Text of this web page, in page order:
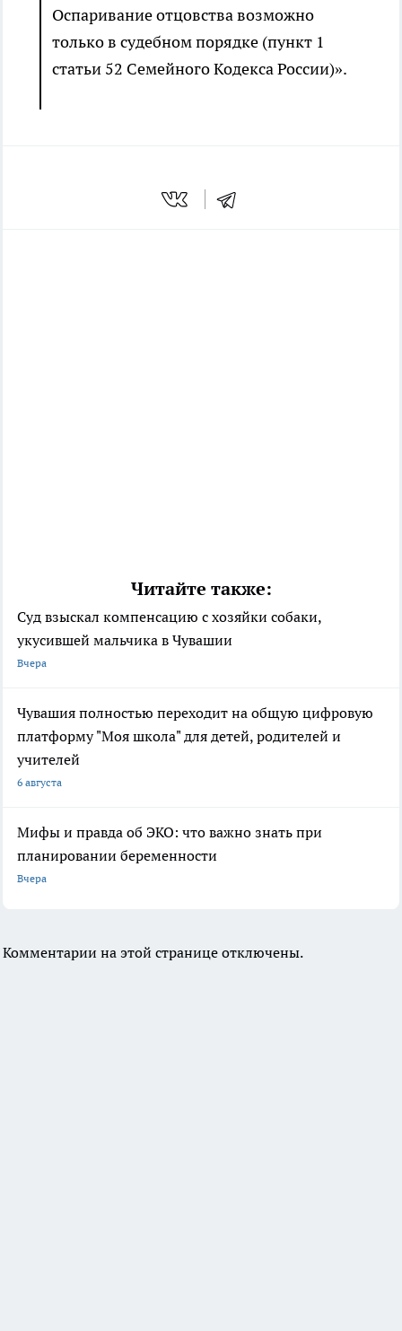
Оспаривание отцовства возможно
только в судебном порядке (пункт 1
статьи 52 Семейного Кодекса России)».
Читайте также:
Суд взыскал компенсацию с хозяйки собаки,
укусившей мальчика в Чувашии
Вчера
Чувашия полностью переходит на общую цифровую
платформу "Моя школа" для детей, родителей и
учителей
6 августа
Мифы и правда об ЭКО: что важно знать при
планировании беременности
Вчера
Комментарии на этой странице отключены.